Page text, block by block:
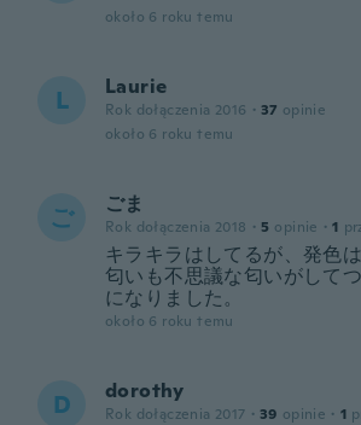
około 6 roku temu
L Laurie
Rok dołączenia 2016 · 37 opinie
około 6 roku temu
ご ごま
Rok dołączenia 2018 · 5 opinie · 1
キラキラはしてるが、発色
匂いも不思議な匂いがして
になりました。
około 6 roku temu
D dorothy
Rok dołączenia 2017 · 39 opinie · 1